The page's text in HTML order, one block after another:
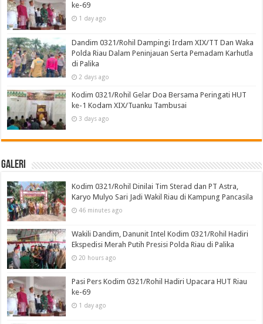
ke-69
1 day ago
Dandim 0321/Rohil Dampingi Irdam XIX/TT Dan Waka
Polda Riau Dalam Peninjauan Serta Pemadam Karhutla
di Palika
2 days ago
Kodim 0321/Rohil Gelar Doa Bersama Peringati HUT
ke-1 Kodam XIX/Tuanku Tambusai
3 days ago
Galeri
Kodim 0321/Rohil Dinilai Tim Sterad dan PT Astra,
Karyo Mulyo Sari Jadi Wakil Riau di Kampung Pancasila
46 minutes ago
Wakili Dandim, Danunit Intel Kodim 0321/Rohil Hadiri
Ekspedisi Merah Putih Presisi Polda Riau di Palika
20 hours ago
Pasi Pers Kodim 0321/Rohil Hadiri Upacara HUT Riau
ke-69
1 day ago